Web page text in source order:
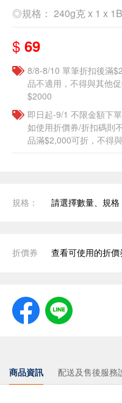
◎規格： 240g克 x 1 x
$ 69
8/8-8/10 單筆折扣後滿
品不適用，不得與其他
$2000
即日起-9/1 不限金額下
如使用折價券/折扣碼則
品滿$2,000可折，不得
規格： 請選擇數量、規格
折價券 查看可使用的折價
商品資訊 配送及售後服務